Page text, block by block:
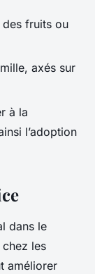
des fruits ou
axés sur
à la
l’adoption
dans le
les
améliorer